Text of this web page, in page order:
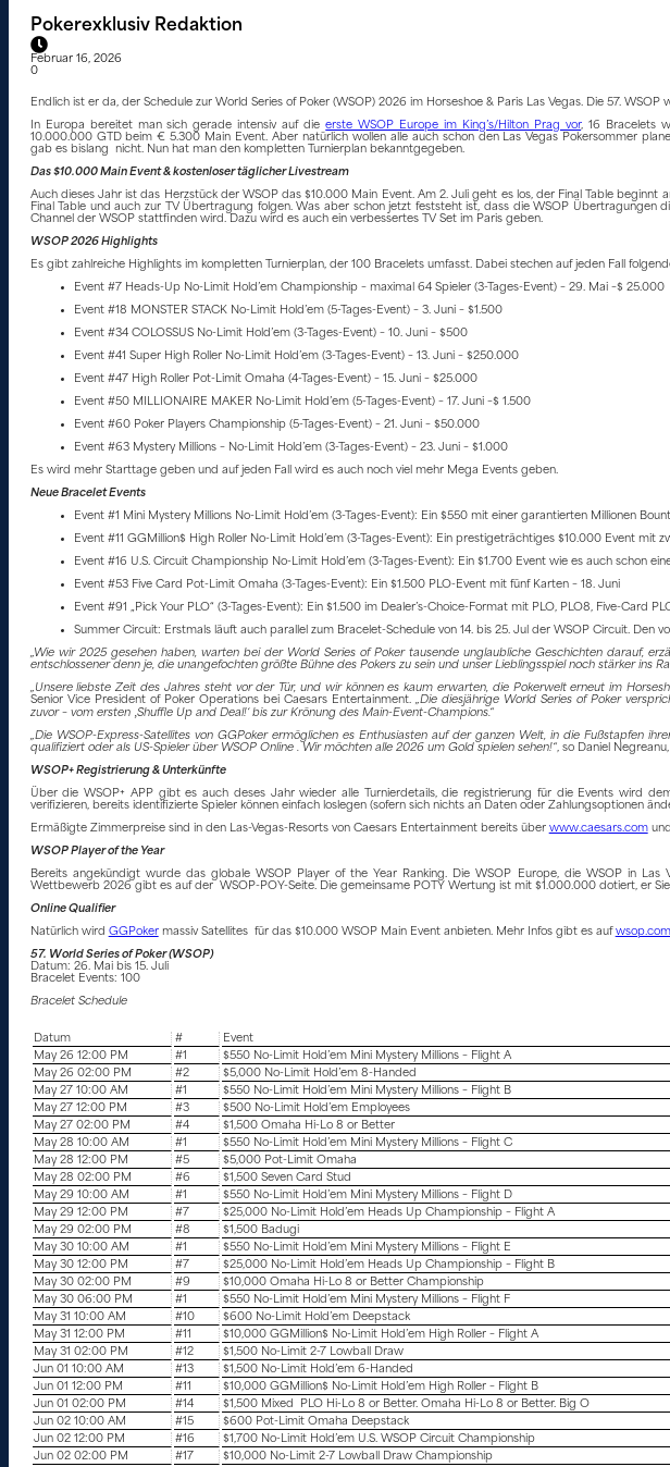
Pokerexklusiv Redaktion
Februar 16, 2026
0
Endlich ist er da, der Schedule zur World Series of Poker (WSOP) 2026 im Horseshoe & Paris Las Vegas. Die 57.
In Europa bereitet man sich gerade intensiv auf dieerste WSOP Europe im King’s/Hilton Prag vor, 16 Bracelets
10.000.000 GTD beim € 5.300 Main Event. Aber natürlich wollen alle auch schon den Las Vegas Pokersommer
gab es bislang nicht. Nun hat man den kompletten Turnierplan bekanntgegeben.
Das $10.000 Main Event & kostenloser täglicher Livestream
Auch dieses Jahr ist das Herzstück der WSOP das $10.000 Main Event. Am 2. Juli geht es los, der Final Table beginnt
Final Table und auch zur TV Übertragung folgen. Was aber schon jetzt feststeht ist, dass die WSOP Übertragungen
Channel der WSOP stattfinden wird. Dazu wird es auch ein verbessertes TV Set im Paris geben.
WSOP 2026 Highlights
Es gibt zahlreiche Highlights im kompletten Turnierplan, der 100 Bracelets umfasst. Dabei stechen auf jeden Fall
Event #7 Heads-Up No-Limit Hold’em Championship – maximal 64 Spieler (3-Tages-Event) – 29. Mai –$ 25.000
Event #18 MONSTER STACK No-Limit Hold’em (5-Tages-Event) – 3. Juni – $1.500
Event #34 COLOSSUS No-Limit Hold’em (3-Tages-Event) – 10. Juni – $500
Event #41 Super High Roller No-Limit Hold’em (3-Tages-Event) – 13. Juni – $250.000
Event #47 High Roller Pot-Limit Omaha (4-Tages-Event) – 15. Juni – $25.000
Event #50 MILLIONAIRE MAKER No-Limit Hold’em (5-Tages-Event) – 17. Juni –$ 1.500
Event #60 Poker Players Championship (5-Tages-Event) – 21. Juni – $50.000
Event #63 Mystery Millions – No-Limit Hold’em (3-Tages-Event) – 23. Juni – $1.000
Es wird mehr Starttage geben und auf jeden Fall wird es auch noch viel mehr Mega Events geben.
Neue Bracelet Events
Event #1 Mini Mystery Millions No-Limit Hold’em (3-Tages-Event): Ein $550 mit einer garantierten Millionen
Event #11 GGMillion$ High Roller No-Limit Hold’em (3-Tages-Event): Ein prestigeträchtiges $10.000 Event mit
Event #16 U.S. Circuit Championship No-Limit Hold’em (3-Tages-Event): Ein $1.700 Event wie es auch schon
Event #53 Five Card Pot-Limit Omaha (3-Tages-Event): Ein $1.500 PLO-Event mit fünf Karten – 18. Juni
Event #91 „Pick Your PLO“ (3-Tages-Event): Ein $1.500 im Dealer’s-Choice-Format mit PLO, PLO8, Five-Card
Summer Circuit: Erstmals läuft auch parallel zum Bracelet-Schedule von 14. bis 25. Jul der WSOP Circuit. Den
„Wie wir 2025 gesehen haben, warten bei der World Series of Poker tausende unglaubliche Geschichten darauf,
entschlossener denn je, die unangefochten größte Bühne des Pokers zu sein und unser Lieblingsspiel noch stärker ins
„Unsere liebste Zeit des Jahres steht vor der Tür, und wir können es kaum erwarten, die Pokerwelt erneut im
Senior Vice President of Poker Operations bei Caesars Entertainment.„Die diesjährige World Series of Poker
zuvor – vom ersten ‚Shuffle Up and Deal!‘ bis zur Krönung des Main-Event-Champions.“
„Die WSOP-Express-Satellites von GGPoker ermöglichen es Enthusiasten auf der ganzen Welt, in die Fußstapfen
qualifiziert oder als US-Spieler über WSOP Online . Wir möchten alle 2026 um Gold spielen sehen!“, so Daniel
WSOP+ Registrierung & Unterkünfte
Über die WSOP+ APP gibt es auch deses Jahr wieder alle Turnierdetails, die registrierung für die Events wird
verifizieren, bereits identifizierte Spieler können einfach loslegen (sofern sich nichts an Daten oder Zahlungsoptionen
Ermäßigte Zimmerpreise sind in den Las-Vegas-Resorts von Caesars Entertainment bereits über www.caesars.comund
WSOP Player of the Year
Bereits angekündigt wurde das globale WSOP Player of the Year Ranking. Die WSOP Europe, die WSOP in
Wettbewerb 2026 gibt es auf der WSOP-POY-Seite. Die gemeinsame POTY Wertung ist mit $1.000.000 dotiert, er
Online Qualifier
Natürlich wird GGPokermassiv Satellites für das $10.000 WSOP Main Event anbieten. Mehr Infos gibt es aufwsop.com
57. World Series of Poker (WSOP)
Datum: 26. Mai bis 15. Juli
Bracelet Events: 100
Bracelet Schedule
Datum # Event
May 26 12:00 PM
#1 $550 No-Limit Hold’em Mini Mystery Millions – Flight A
May 26 02:00 PM
#2 $5,000 No-Limit Hold’em 8-Handed
May 27 10:00 AM
#1 $550 No-Limit Hold’em Mini Mystery Millions – Flight B
May 27 12:00 PM
#3 $500 No-Limit Hold’em Employees
May 27 02:00 PM
#4 $1,500 Omaha Hi-Lo 8 or Better
May 28 10:00 AM
#1 $550 No-Limit Hold’em Mini Mystery Millions – Flight C
May 28 12:00 PM
#5 $5,000 Pot-Limit Omaha
May 28 02:00 PM
#6 $1,500 Seven Card Stud
May 29 10:00 AM
#1 $550 No-Limit Hold’em Mini Mystery Millions – Flight D
May 29 12:00 PM
#7 $25,000 No-Limit Hold’em Heads Up Championship – Flight A
May 29 02:00 PM
#8 $1,500 Badugi
May 30 10:00 AM
#1 $550 No-Limit Hold’em Mini Mystery Millions – Flight E
May 30 12:00 PM
#7 $25,000 No-Limit Hold’em Heads Up Championship – Flight B
May 30 02:00 PM
#9 $10,000 Omaha Hi-Lo 8 or Better Championship
May 30 06:00 PM
#1 $550 No-Limit Hold’em Mini Mystery Millions – Flight F
May 31 10:00 AM
#10 $600 No-Limit Hold’em Deepstack
May 31 12:00 PM
#11 $10,000 GGMillion$ No-Limit Hold’em High Roller – Flight A
May 31 02:00 PM
#12 $1,500 No-Limit 2-7 Lowball Draw
Jun 01 10:00 AM
#13 $1,500 No-Limit Hold’em 6-Handed
Jun 01 12:00 PM
#11 $10,000 GGMillion$ No-Limit Hold’em High Roller – Flight B
Jun 01 02:00 PM
#14 $1,500 Mixed PLO Hi-Lo 8 or Better. Omaha Hi-Lo 8 or Better. Big O
Jun 02 10:00 AM
#15 $600 Pot-Limit Omaha Deepstack
Jun 02 12:00 PM
#16 $1,700 No-Limit Hold’em U.S. WSOP Circuit Championship
Jun 02 02:00 PM
#17 $10,000 No-Limit 2-7 Lowball Draw Championship